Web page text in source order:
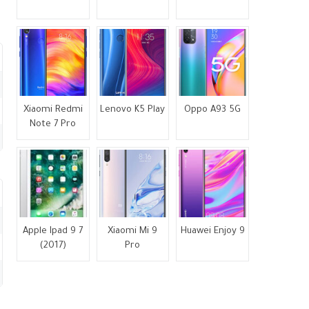
Xiaomi Redmi
Note 7 Pro
Lenovo K5 Play Oppo A93 5G
Apple Ipad 9 7
(2017)
Xiaomi Mi 9
Pro
Huawei Enjoy 9